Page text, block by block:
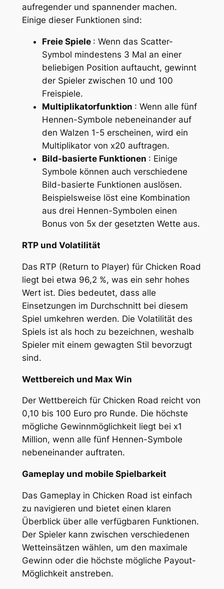
aufregender und spannender machen.
Einige dieser Funktionen sind:
Freie Spiele : Wenn das Scatter-
Symbol mindestens 3 Mal an einer
beliebigen Position auftaucht, gewinnt
der Spieler zwischen 10 und 100
Freispiele.
Multiplikatorfunktion : Wenn alle fünf
Hennen-Symbole nebeneinander auf
den Walzen 1-5 erscheinen, wird ein
Multiplikator von x20 auftragen.
Bild-basierte Funktionen : Einige
Symbole können auch verschiedene
Bild-basierte Funktionen auslösen.
Beispielsweise löst eine Kombination
aus drei Hennen-Symbolen einen
Bonus von 5x der gesetzten Wette aus.
RTP und Volatilität
Das RTP (Return to Player) für Chicken Road
liegt bei etwa 96,2 %, was ein sehr hohes
Wert ist. Dies bedeutet, dass alle
Einsetzungen im Durchschnitt bei diesem
Spiel umkehren werden. Die Volatilität des
Spiels ist als hoch zu bezeichnen, weshalb
Spieler mit einem gewagten Stil bevorzugt
sind.
Wettbereich und Max Win
Der Wettbereich für Chicken Road reicht von
0,10 bis 100 Euro pro Runde. Die höchste
mögliche Gewinnmöglichkeit liegt bei x1
Million, wenn alle fünf Hennen-Symbole
nebeneinander auftraten.
Gameplay und mobile Spielbarkeit
Das Gameplay in Chicken Road ist einfach
zu navigieren und bietet einen klaren
Überblick über alle verfügbaren Funktionen.
Der Spieler kann zwischen verschiedenen
Wetteinsätzen wählen, um den maximale
Gewinn oder die höchste mögliche Payout-
Möglichkeit anstreben.